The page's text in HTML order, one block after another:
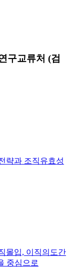
구교류처 (검
략과 조직유효성
몰입, 이직의도간
중심으로